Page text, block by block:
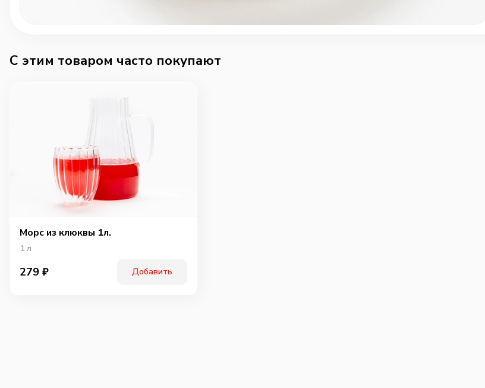
C этим товаром часто покупают
Морс из клюквы 1л.
1 л
279 ₽ Добавить